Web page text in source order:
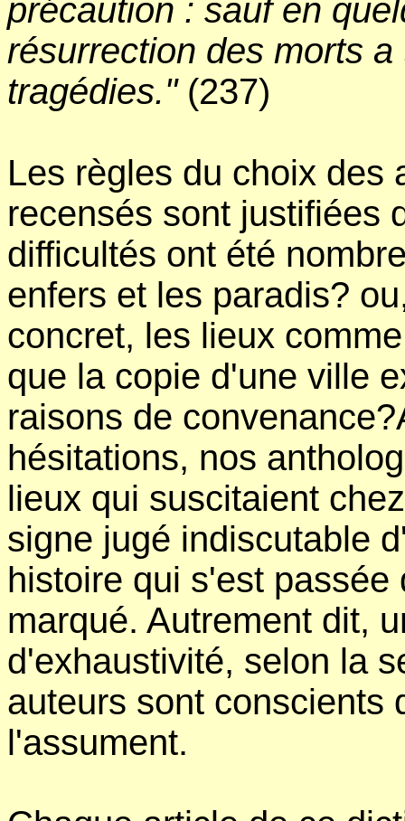
précaution : sauf en
résurrection des morts
tragédies."(237)
Les règles du choix des
recensés sont justifiées
difficultés ont été
enfers et les paradis?
concret, les lieux
que la copie d'une ville
raisons de
hésitations, nos
lieux qui suscitaient
signe jugé indiscutable
histoire qui s'est
marqué. Autrement dit,
d'exhaustivité, selon la
auteurs sont conscients
l'assument.